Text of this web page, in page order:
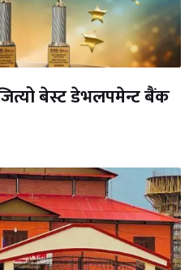
बेस्ट डेभलपमेन्ट बैंक